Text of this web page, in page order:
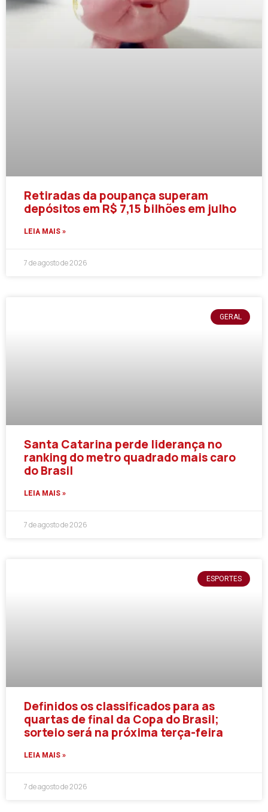
Retiradas da poupança superam
depósitos em R$ 7,15 bilhões em julho
LEIA MAIS »
7 de agosto de 2026
GERAL
Santa Catarina perde liderança no
ranking do metro quadrado mais caro
do Brasil
LEIA MAIS »
7 de agosto de 2026
ESPORTES
Definidos os classificados para as
quartas de final da Copa do Brasil;
sorteio será na próxima terça-feira
LEIA MAIS »
7 de agosto de 2026